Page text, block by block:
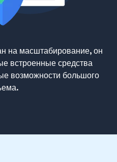
на масштабирование, он
встроенные средства
возможности большого